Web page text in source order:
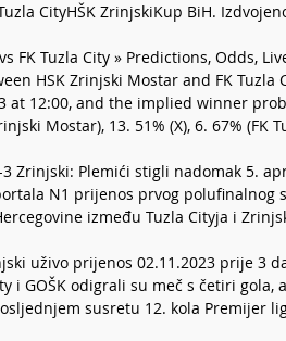
CityHŠK ZrinjskiKup BiH.
FK Tuzla City » Predictions, Odds,
HSK Zrinjski Mostar and FK Tuzla
at 12:00, and the implied winner
Mostar), 13. 51% (X), 6. 67% (FK
3 Zrinjski: Plemići stigli nadomak 5.
N1 prijenos prvog polufinalnog
između Tuzla Cityja i
uživo prijenos 02.11.2023 prije 3
i GOŠK odigrali su meč s četiri
susretu 12. kola Premijer